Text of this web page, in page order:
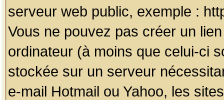
serveur web public, exemple :
Vous ne pouvez pas créer un
ordinateur (à moins que celui-ci
stockée sur un serveur
e-mail Hotmail ou Yahoo, les